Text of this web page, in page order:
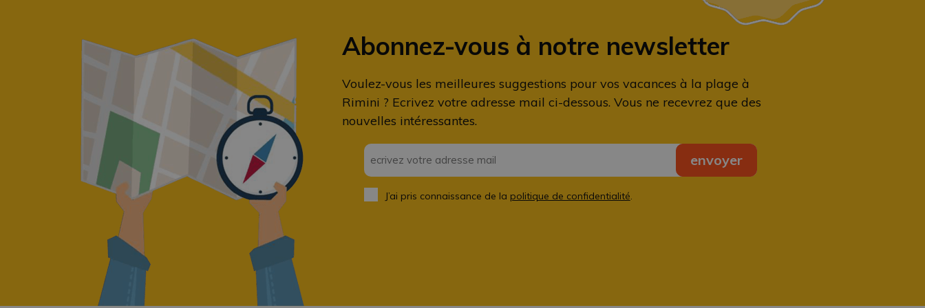
Abonnez-vous à notre newsletter
Voulez-vous les meilleures suggestions pour vos vacances à la plage à
Rimini ? Ecrivez votre adresse mail ci-dessous. Vous ne recevrez que des
nouvelles intéressantes.
Email
PrivacyJ’ai pris connaissance de la politique de confidentialité.